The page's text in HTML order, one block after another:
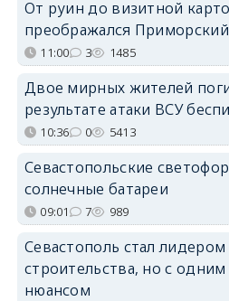
От руин до визитной
преображался
11:00 3 1485
Двое мирных жителей
результате атаки ВСУ
10:36 0 5413
Севастопольские
солнечные батареи
09:01 7 989
Севастополь стал
строительства, но с
нюансом